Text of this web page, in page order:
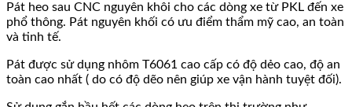
Pát heo sau CNC nguyên khôi cho các dòng xe từ PKL đến xe
phổ thông. Pát nguyên khối có ưu điểm thẩm mỹ cao, an toàn
và tinh tế.
Pát được sử dụng nhôm T6061 cao cấp có độ dẻo cao, độ an
toàn cao nhất ( do có độ dẽo nên giúp xe vận hành tuyệt đối).